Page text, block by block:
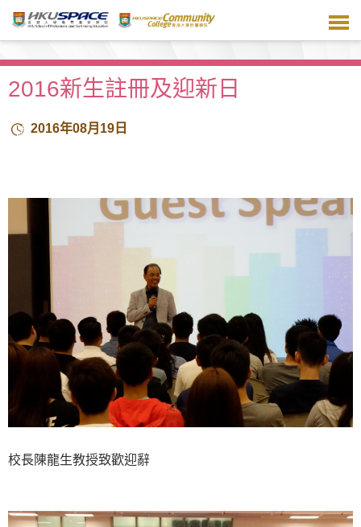
主
容2016新生註冊及迎新日
2016年08月19日
校長陳龍生教授致歡迎辭